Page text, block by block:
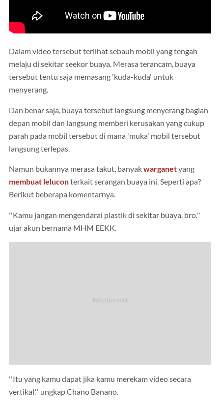
Dalam video tersebut terlihat sebauh mobil yang tengah
melaju di sekitar seekor buaya. Merasa terancam, buaya
tersebut tentu saja memasang 'kuda-kuda' untuk
menyerang.
Dan benar saja, buaya tersebut langsung menyerang bagian
depan mobil dan langsung memberi kerusakan yang cukup
parah pada mobil tersebut di mana 'muka' mobil tersebut
langsung terlepas.
Namun bukannya merasa takut, banyakwarganetyang
membuat leluconterkait serangan buaya ini. Seperti apa?
Berikut beberapa komentarnya.
''Kamu jangan mengendarai plastik di sekitar buaya, bro.''
ujar akun bernama MHM EEKK.
''Itu yang kamu dapat jika kamu merekam video secara
vertikal.'' ungkap Chano Banano.